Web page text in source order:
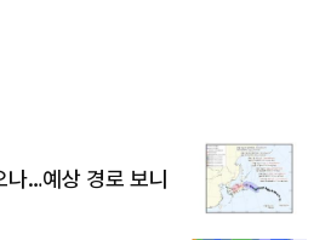
나…예상 경로 보니